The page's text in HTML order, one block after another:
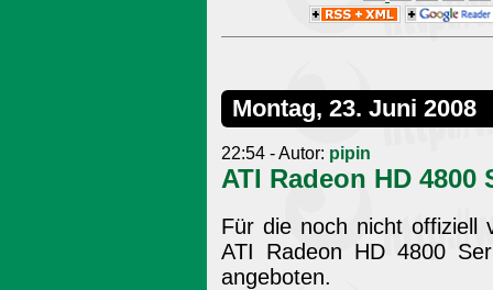
Montag, 23. Juni 2008
22:54 - Autor: pipin
ATI Radeon HD
Für die noch nicht offiziell
ATI Radeon HD 4800
angeboten.